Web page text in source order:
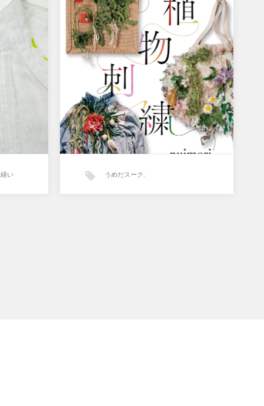
って
リ
繕い
植物刺繍 / 阪急うめだ本店
【イベントのお知らせ】＊開催終了し
ました。 『植物刺繍 nuimori』2024年
3月6日（水）〜12日（火）…
うめだスーク ,